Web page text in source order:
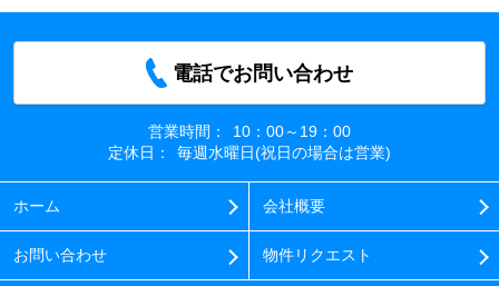
電話でお問い合わせ
営業時間：
10：00～19：00
定休日：
毎週水曜日(祝日の場合は営業)
ホーム 会社概要
お問い合わせ 物件リクエスト